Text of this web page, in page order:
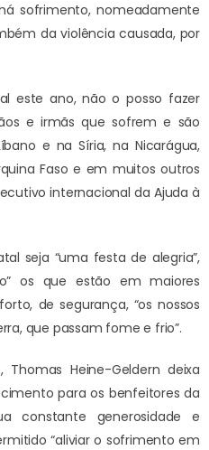
sofrimento, nomeadamente
da violência causada, por
este ano, não o posso fazer
e irmãs que sofrem e são
e na Síria, na Nicarágua,
Faso e em muitos outros
internacional da Ajuda à
seja “uma festa de alegria”,
os que estão em maiores
de segurança, “os nossos
que passam fome e frio”.
Heine-Geldern deixa
para os benfeitores da
constante generosidade e
“aliviar o sofrimento em